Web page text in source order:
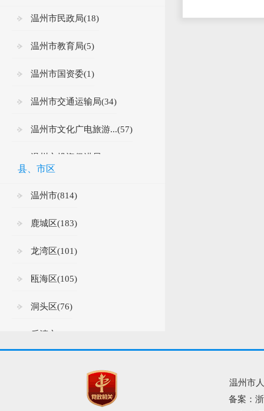
温州市民政局(18)
温州市教育局(5)
温州市国资委(1)
温州市交通运输局(34)
温州市文化广电旅游...(57)
温州市投资促进局(1)
温州市委组织部(2)
温州市红十字会(4)
浙江省温州市中级人...(1)
县、市区
温州市(814)
鹿城区(183)
龙湾区(101)
瓯海区(105)
洞头区(76)
乐清市(62)
温州市
备案：